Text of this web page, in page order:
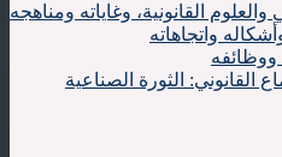
والعلوم القانونية، وغاياته ومناهجه
واتجاهاته
ووظائفه
القانوني: الثورة الصناعية